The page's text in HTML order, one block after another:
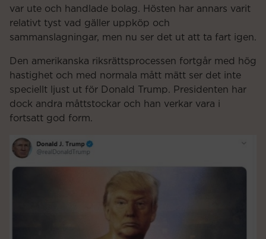
var ute och handlade bolag. Hösten har annars varit
relativt tyst vad gäller uppköp och
sammanslagningar, men nu ser det ut att ta fart igen.
Den amerikanska riksrättsprocessen fortgår med hög
hastighet och med normala mått mätt ser det inte
speciellt ljust ut för Donald Trump. Presidenten har
dock andra måttstockar och han verkar vara i
fortsatt god form.